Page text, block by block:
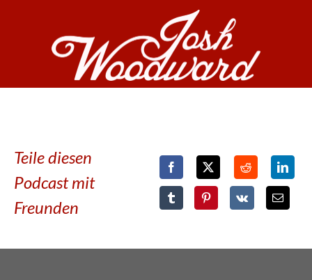
Teile diesen
Podcast mit
Freunden